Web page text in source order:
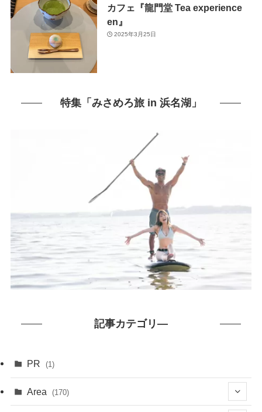
カフェ『龍門堂 Tea experience
en』
2025年3月25日
特集「みさめろ旅 in 浜名湖」
記事カテゴリ―
PR (1)
Area (170)